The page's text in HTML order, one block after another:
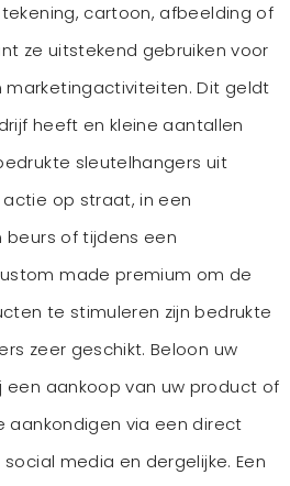
cartoon, afbeelding of
ze uitstekend gebruiken voor
Dit geldt
heeft en kleine aantallen
sleutelhangers uit
op straat, in een
beurs of tijdens een
made premium om de
te stimuleren zijn bedrukte
zeer geschikt. Beloon uw
een aankoop van uw product of
aankondigen via een direct
media en dergelijke. Een